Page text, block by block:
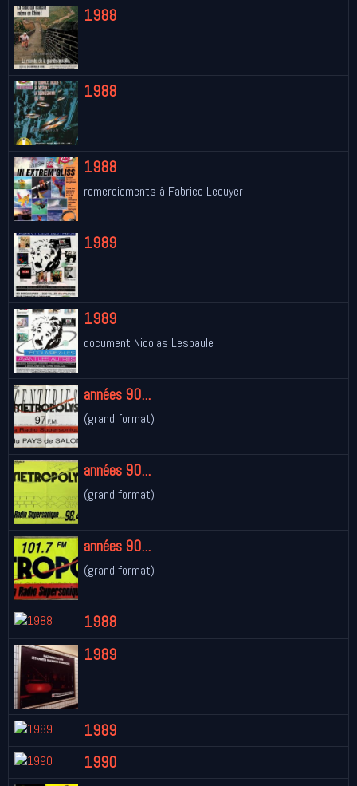
1988
1988
1988
remerciements à Fabrice Lecuyer
1989
1989
document Nicolas Lespaule
années 90...
(grand format)
années 90...
(grand format)
années 90...
(grand format)
1988
1989
1989
1990